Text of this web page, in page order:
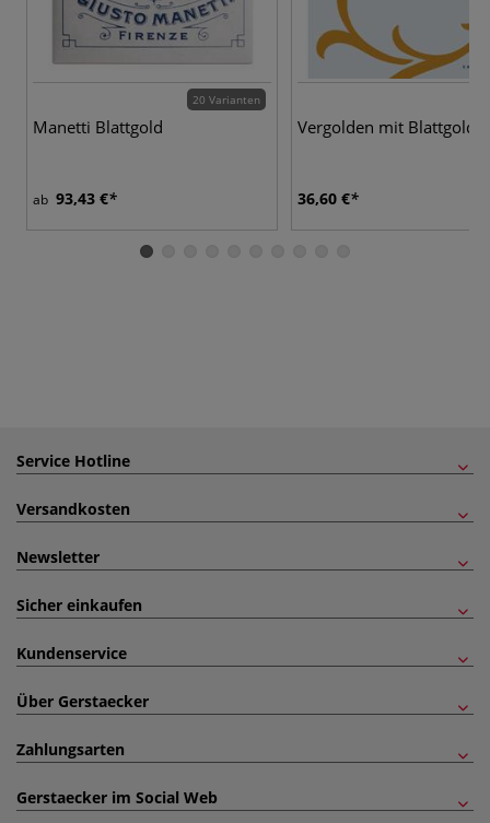
20 Varianten
Manetti Blattgold
ab 93,43 €
Vergolden mit Blattgold
36,60 €
Service Hotline
Versandkosten
Newsletter
Sicher einkaufen
Kundenservice
Über Gerstaecker
Zahlungsarten
Gerstaecker im Social Web